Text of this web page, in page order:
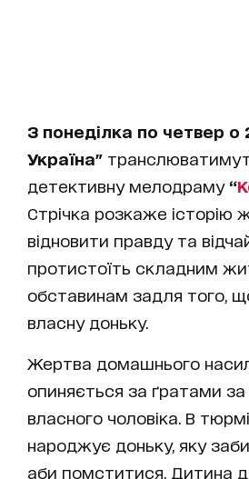
З понеділка по четвер о
Україна"
детективну мелодраму “
Стрічка розкаже історію
відновити правду та
протистоїть складним
обставинам задля того,
власну доньку.
Жертва домашнього
опиняється за ґратами
власного чоловіка. В
народжує доньку, яку
аби помститися. Дитина